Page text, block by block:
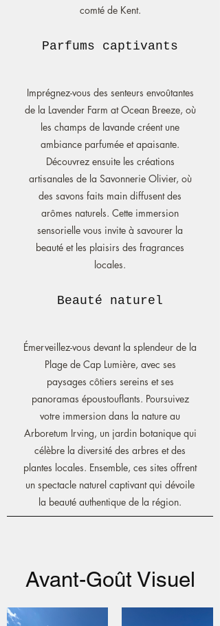
comté de Kent.
Parfums captivants
Imprégnez-vous des senteurs envoûtantes
de la Lavender Farm at Ocean Breeze, où
les champs de lavande créent une
ambiance parfumée et apaisante.
Découvrez ensuite les créations
artisanales de la Savonnerie Olivier, où
des savons faits main diffusent des
arômes naturels. Cette immersion
sensorielle vous invite à savourer la
beauté et les plaisirs des fragrances
locales.
Beauté naturel
Émerveillez-vous devant la splendeur de la
Plage de Cap Lumière, avec ses
paysages côtiers sereins et ses
panoramas époustouflants. Poursuivez
votre immersion dans la nature au
Arboretum Irving, un jardin botanique qui
célèbre la diversité des arbres et des
plantes locales. Ensemble, ces sites offrent
un spectacle naturel captivant qui dévoile
la beauté authentique de la région.
Avant-Goût Visuel